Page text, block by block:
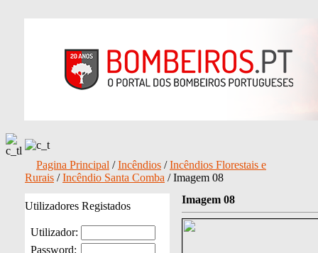
Pagina Principal /Incêndios /Incêndios Florestais e
Rurais /Incêndio Santa Comba / Imagem 08
Utilizadores Registados
Utilizador:
Password:
Imagem 08